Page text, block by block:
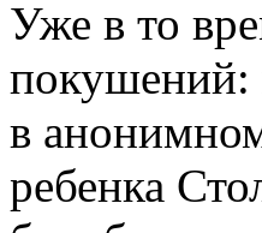
Уже в то
покушений:
в
ребенка